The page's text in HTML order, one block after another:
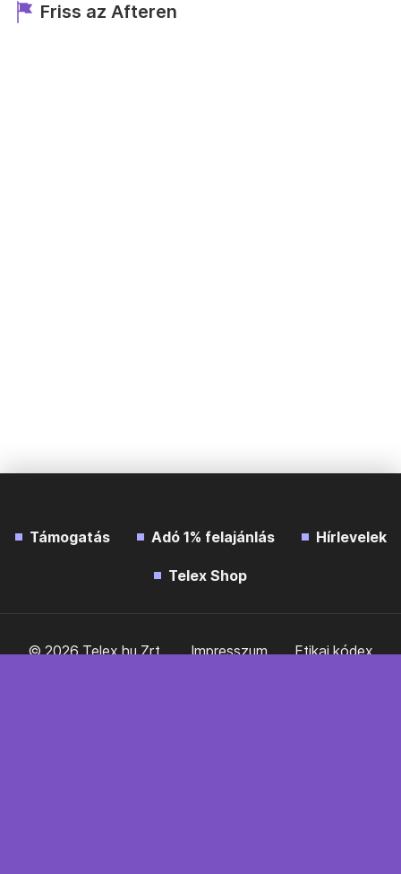
Friss az Afteren
Támogatás Adó 1% felajánlás Hírlevelek
Telex Shop
© 2026 Telex.hu Zrt. Impresszum Etikai kódex